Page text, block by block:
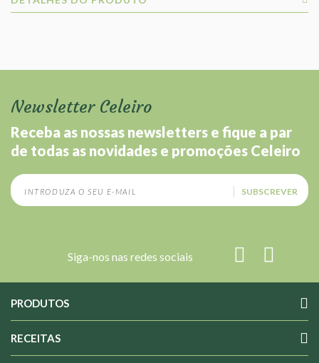
Newsletter Celeiro
Receba as nossas newsletters e fique a par
de todas as novidades e promoções Celeiro
SUBSCREVER
Siga-nos nas redes sociais
PRODUTOS
RECEITAS